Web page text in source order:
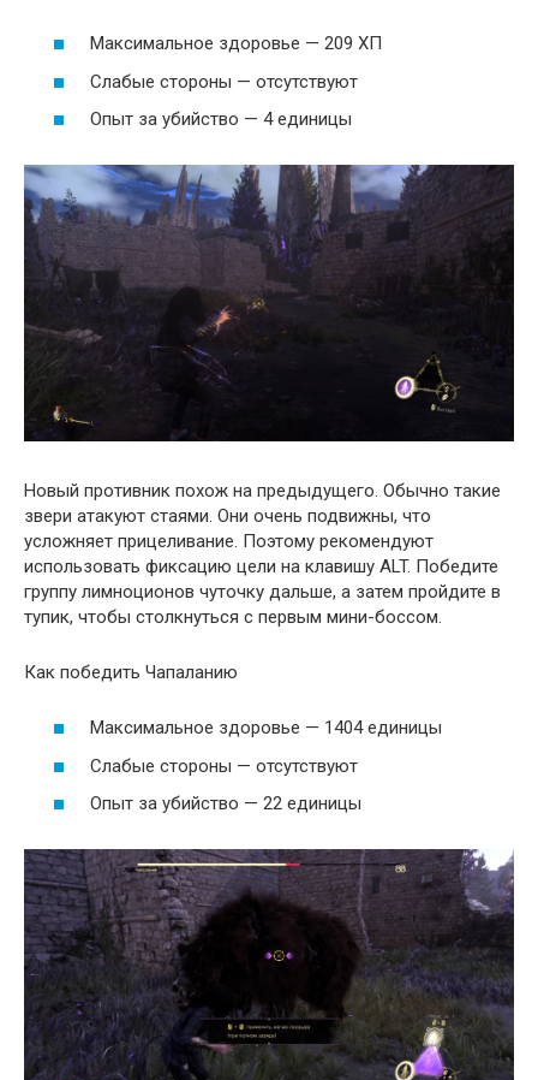
Максимальное здоровье — 209 ХП
Слабые стороны — отсутствуют
Опыт за убийство — 4 единицы
Новый противник похож на предыдущего. Обычно такие
звери атакуют стаями. Они очень подвижны, что
усложняет прицеливание. Поэтому рекомендуют
использовать фиксацию цели на клавишу ALT. Победите
группу лимноционов чуточку дальше, а затем пройдите в
тупик, чтобы столкнуться с первым мини-боссом.
Как победить Чапаланию
Максимальное здоровье — 1404 единицы
Слабые стороны — отсутствуют
Опыт за убийство — 22 единицы